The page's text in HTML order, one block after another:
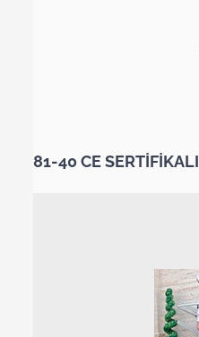
81-40 CE SERTİFİKALI